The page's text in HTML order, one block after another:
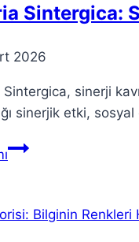
Sintergica:
2026
Sintergica, sinerji
sinerjik etki,
Teoria
Gerçekliğimizi